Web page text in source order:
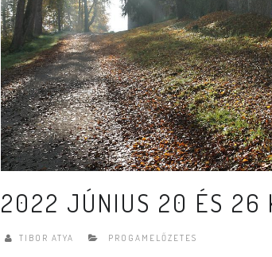
2022 JÚNIUS 20 ÉS 26
TIBOR ATYA PROGAMELŐZETES